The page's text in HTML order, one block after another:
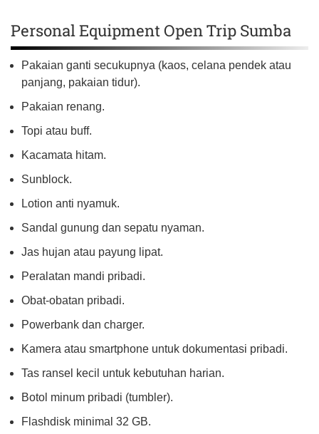
Personal Equipment Open Trip Sumba
Pakaian ganti secukupnya (kaos, celana pendek atau
panjang, pakaian tidur).
Pakaian renang.
Topi atau buff.
Kacamata hitam.
Sunblock.
Lotion anti nyamuk.
Sandal gunung dan sepatu nyaman.
Jas hujan atau payung lipat.
Peralatan mandi pribadi.
Obat-obatan pribadi.
Powerbank dan charger.
Kamera atau smartphone untuk dokumentasi pribadi.
Tas ransel kecil untuk kebutuhan harian.
Botol minum pribadi (tumbler).
Flashdisk minimal 32 GB.